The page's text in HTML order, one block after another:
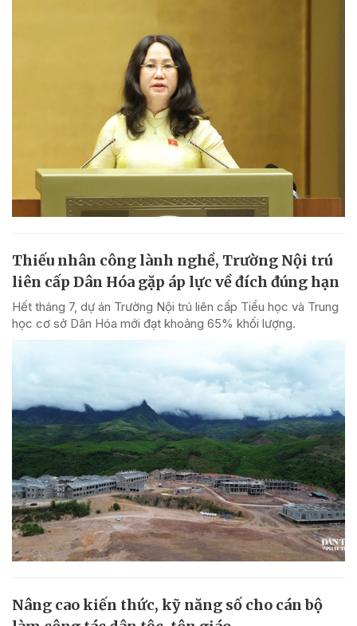
Thiếu nhân công lành nghề, Trường Nội trú
liên cấp Dân Hóa gặp áp lực về đích đúng hạn
Hết tháng 7, dự án Trường Nội trú liên cấp Tiểu học và Trung
học cơ sở Dân Hóa mới đạt khoảng 65% khối lượng.
Nâng cao kiến thức, kỹ năng số cho cán bộ